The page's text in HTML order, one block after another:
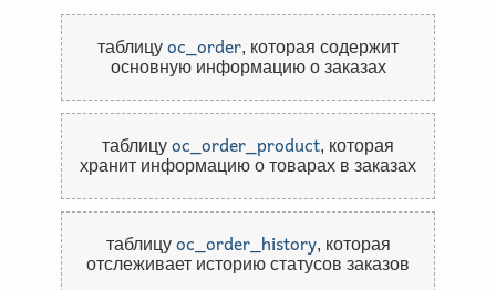
таблицу oc_order, которая содержит
основную информацию о заказах
таблицу oc_order_product, которая
хранит информацию о товарах в заказах
таблицу oc_order_history, которая
отслеживает историю статусов заказов